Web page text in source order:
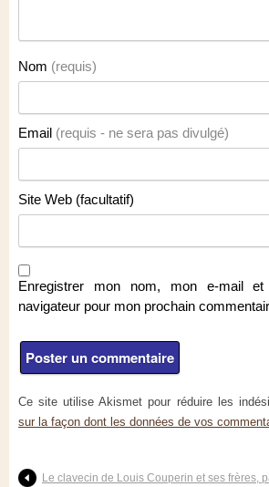
Nom (requis)
Email (requis - ne sera pas divulgé)
Site Web (facultatif)
Enregistrer mon nom, mon e-mail
navigateur pour mon prochain
Ce site utilise Akismet pour réduire les
sur la façon dont les données de vos
Le clavecin de Louis Couperin et ses frères,